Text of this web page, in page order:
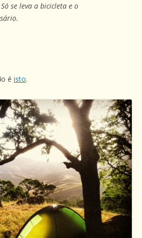
se leva a bicicleta e o
é isto.